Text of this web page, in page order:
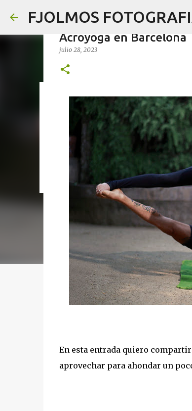
FJOLMOS
TheBcnStudio &
marzo 07, 2026
Acroyoga en Barcelona
julio 28, 2023
En esta entrada quiero
aprovechar para ahondar un